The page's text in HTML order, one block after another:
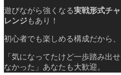
遊びながら強くなる実戦形式チャ
レンジもあり！
初心者でも楽しめる構成だから、
「気になってたけど一歩踏み出せ
なかった」あなたも大歓迎。